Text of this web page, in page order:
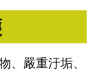
、嚴重汙垢、